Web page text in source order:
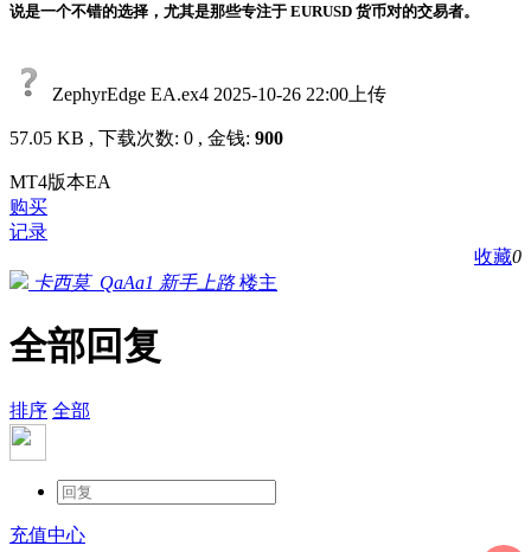
说是一个不错的选择，尤其是那些专注于 EURUSD 货币对的交易者。
ZephyrEdge EA.ex4 2025-10-26 22:00上传
57.05 KB , 下载次数: 0 , 金钱: 900
MT4版本EA
购买
记录
收藏0
卡西莫_QaAa1 新手上路 楼主
全部回复
排序 全部
充值中心